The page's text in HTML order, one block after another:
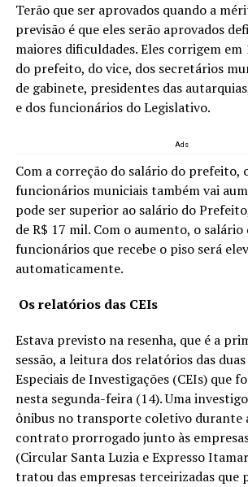
Terão que ser aprovados quando a
previsão é que eles serão aprovados
maiores dificuldades. Eles corrigem em
do prefeito, do vice, dos secretários
de gabinete, presidentes das
e dos funcionários do Legislativo.
Ads
Com a correção do salário do prefeito,
funcionários municiais também vai
pode ser superior ao salário do
de R$ 17 mil. Com o aumento, o
funcionários que recebe o piso será
automaticamente.
Os relatórios das CEIs
Estava previsto na resenha, que é a
sessão, a leitura dos relatórios das duas
Especiais de Investigações (CEIs) que
nesta segunda-feira (14). Uma
ônibus no transporte coletivo durante
contrato prorrogado junto às
(Circular Santa Luzia e Expresso
tratou das empresas terceirizadas que